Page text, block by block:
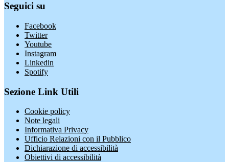
Seguici su
Facebook
Twitter
Youtube
Instagram
Linkedin
Spotify
Sezione Link Utili
Cookie policy
Note legali
Informativa Privacy
Ufficio Relazioni con il Pubblico
Dichiarazione di accessibilità
Obiettivi di accessibilità